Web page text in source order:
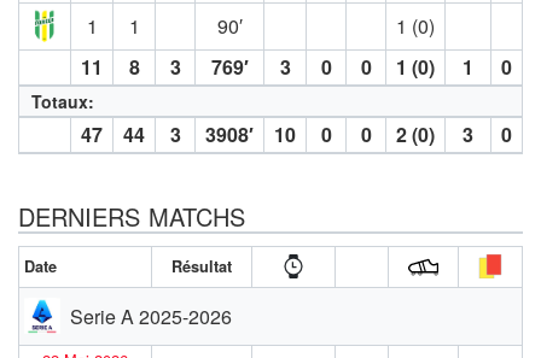
1
1 90′
1 (0)
11
8 3 769′ 3 0 0 1 (0) 1 0
Totaux:
47 44 3 3908′ 10 0 0 2 (0) 3 0
DERNIERS MATCHS
Date Résultat
Serie A 2025-2026